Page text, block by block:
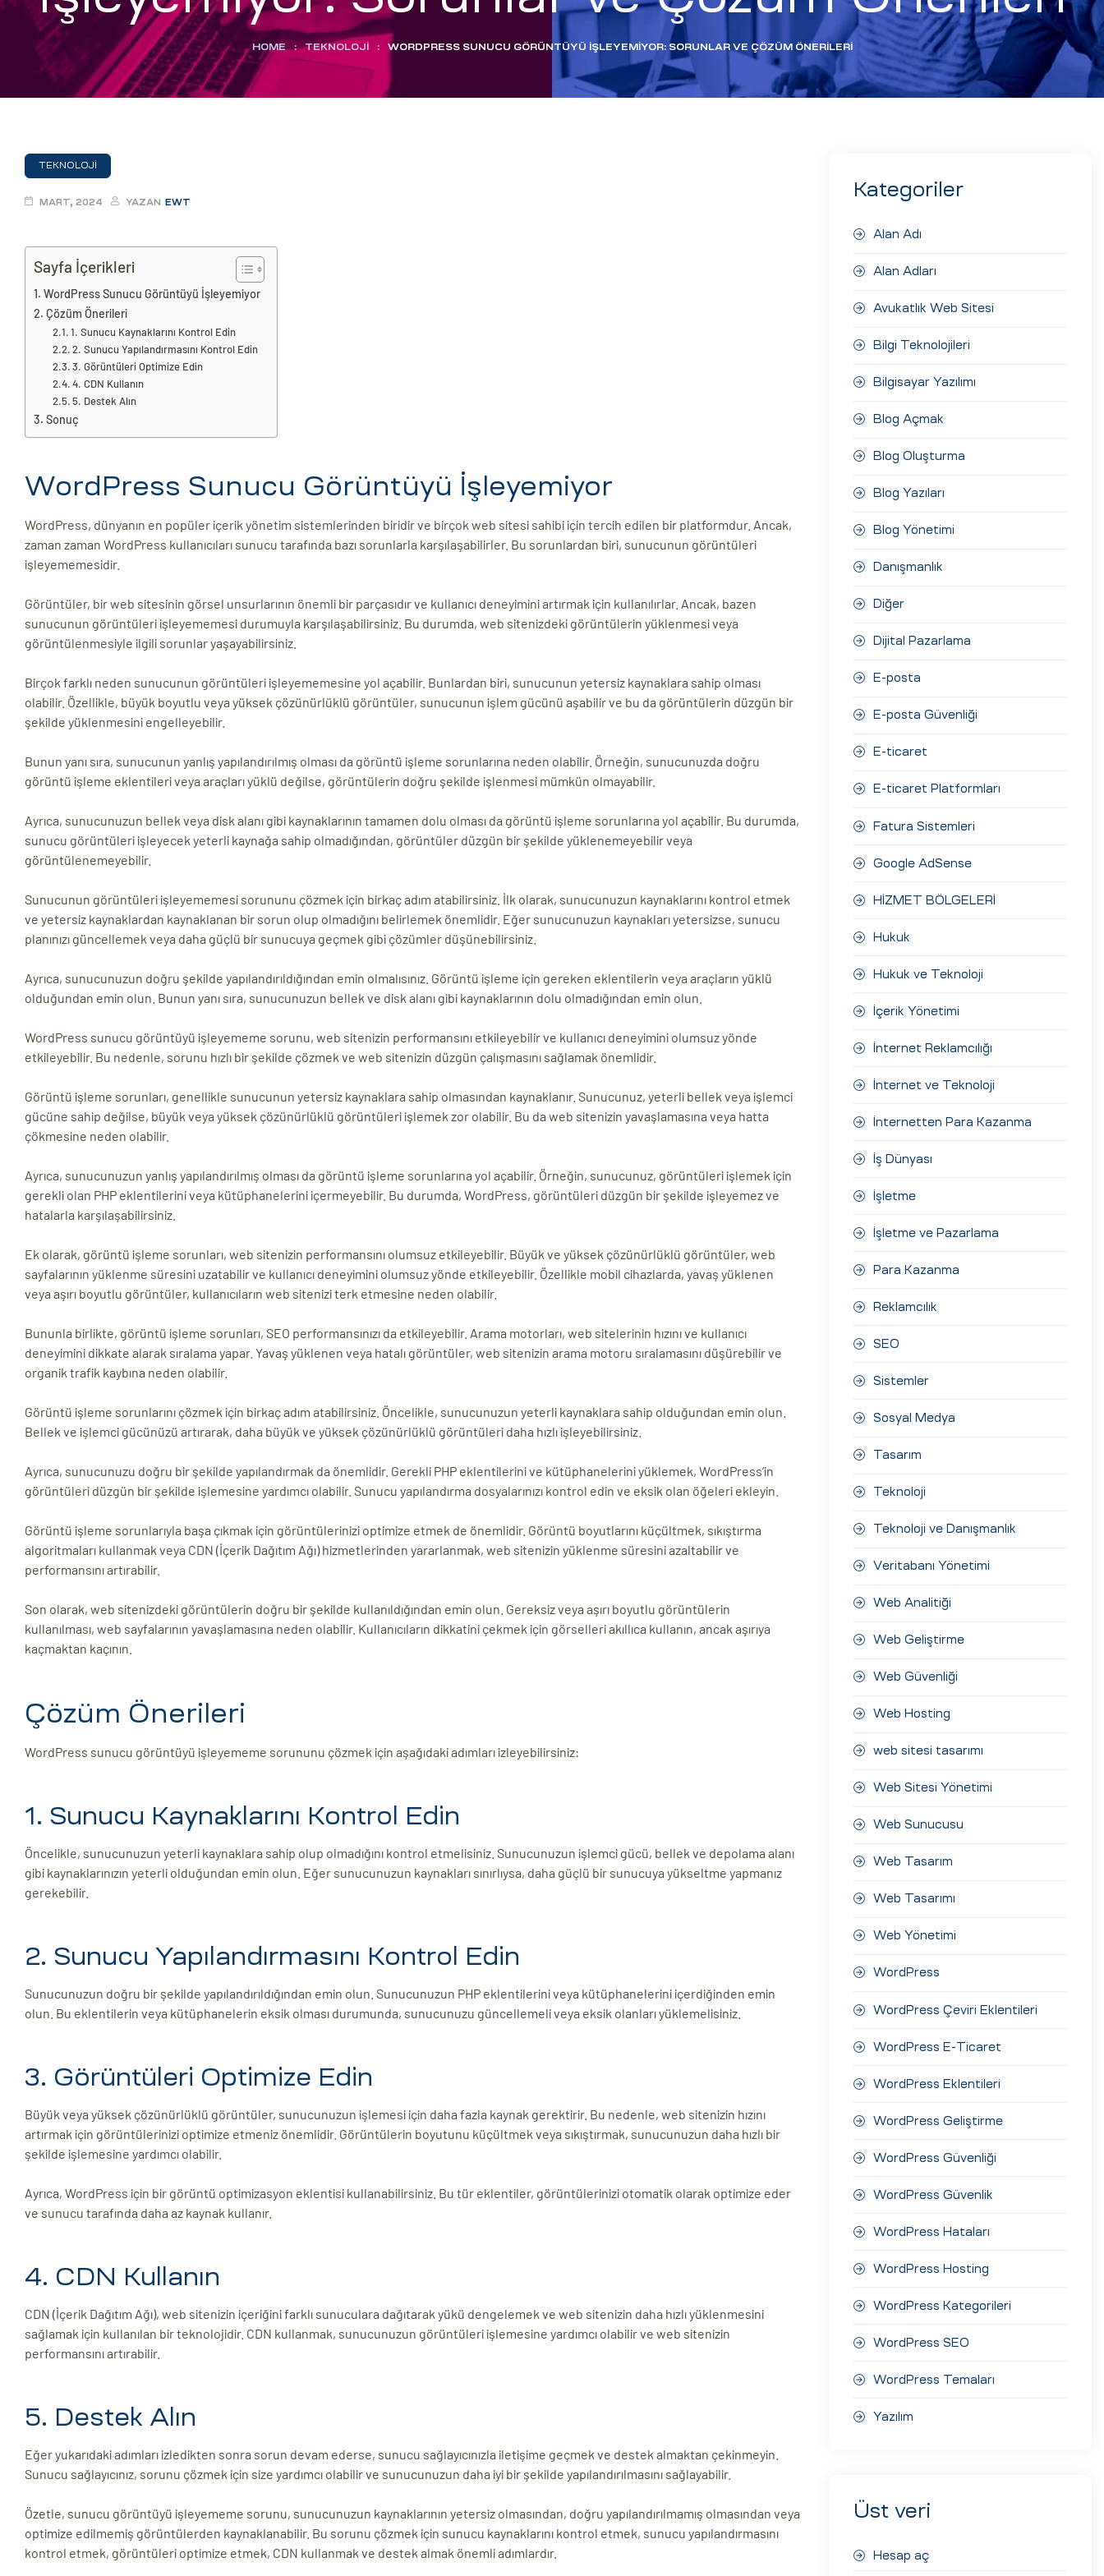
Aday
HOME : TEKNOLOJI : WORDPRESS SUNUCU GÖRÜNTÜYÜ İŞLEYEMIYOR: SORUNLAR VE ÇÖZÜM ÖNERILERI
TEKNOLOJI
MART, 2024 YAZAN EWT
Sayfa İçerikleri
WordPress Sunucu Görüntüyü İşleyemiyor
Çözüm Önerileri
1. Sunucu Kaynaklarını Kontrol Edin
2. Sunucu Yapılandırmasını Kontrol Edin
3. Görüntüleri Optimize Edin
4. CDN Kullanın
5. Destek Alın
Sonuç
WordPress Sunucu Görüntüyü İşleyemiyor
WordPress, dünyanın en popüler içerik yönetim sistemlerinden biridir ve birçok web sitesi sahibi için tercih edilen bir platformdur. Ancak,
zaman zaman WordPress kullanıcıları sunucu tarafında bazı sorunlarla karşılaşabilirler. Bu sorunlardan biri, sunucunun görüntüleri
işleyememesidir.
Görüntüler, bir web sitesinin görsel unsurlarının önemli bir parçasıdır ve kullanıcı deneyimini artırmak için kullanılırlar. Ancak, bazen
sunucunun görüntüleri işleyememesi durumuyla karşılaşabilirsiniz. Bu durumda, web sitenizdeki görüntülerin yüklenmesi veya
görüntülenmesiyle ilgili sorunlar yaşayabilirsiniz.
Birçok farklı neden sunucunun görüntüleri işleyememesine yol açabilir. Bunlardan biri, sunucunun yetersiz kaynaklara sahip olması
olabilir. Özellikle, büyük boyutlu veya yüksek çözünürlüklü görüntüler, sunucunun işlem gücünü aşabilir ve bu da görüntülerin düzgün bir
şekilde yüklenmesini engelleyebilir.
Bunun yanı sıra, sunucunun yanlış yapılandırılmış olması da görüntü işleme sorunlarına neden olabilir. Örneğin, sunucunuzda doğru
görüntü işleme eklentileri veya araçları yüklü değilse, görüntülerin doğru şekilde işlenmesi mümkün olmayabilir.
Ayrıca, sunucunuzun bellek veya disk alanı gibi kaynaklarının tamamen dolu olması da görüntü işleme sorunlarına yol açabilir. Bu durumda,
sunucu görüntüleri işleyecek yeterli kaynağa sahip olmadığından, görüntüler düzgün bir şekilde yüklenemeyebilir veya
görüntülenemeyebilir.
Sunucunun görüntüleri işleyememesi sorununu çözmek için birkaç adım atabilirsiniz. İlk olarak, sunucunuzun kaynaklarını kontrol etmek
ve yetersiz kaynaklardan kaynaklanan bir sorun olup olmadığını belirlemek önemlidir. Eğer sunucunuzun kaynakları yetersizse, sunucu
planınızı güncellemek veya daha güçlü bir sunucuya geçmek gibi çözümler düşünebilirsiniz.
Ayrıca, sunucunuzun doğru şekilde yapılandırıldığından emin olmalısınız. Görüntü işleme için gereken eklentilerin veya araçların yüklü
olduğundan emin olun. Bunun yanı sıra, sunucunuzun bellek ve disk alanı gibi kaynaklarının dolu olmadığından emin olun.
WordPress sunucu görüntüyü işleyememe sorunu, web sitenizin performansını etkileyebilir ve kullanıcı deneyimini olumsuz yönde
etkileyebilir. Bu nedenle, sorunu hızlı bir şekilde çözmek ve web sitenizin düzgün çalışmasını sağlamak önemlidir.
Görüntü işleme sorunları, genellikle sunucunun yetersiz kaynaklara sahip olmasından kaynaklanır. Sunucunuz, yeterli bellek veya işlemci
gücüne sahip değilse, büyük veya yüksek çözünürlüklü görüntüleri işlemek zor olabilir. Bu da web sitenizin yavaşlamasına veya hatta
çökmesine neden olabilir.
Ayrıca, sunucunuzun yanlış yapılandırılmış olması da görüntü işleme sorunlarına yol açabilir. Örneğin, sunucunuz, görüntüleri işlemek için
gerekli olan PHP eklentilerini veya kütüphanelerini içermeyebilir. Bu durumda, WordPress, görüntüleri düzgün bir şekilde işleyemez ve
hatalarla karşılaşabilirsiniz.
Ek olarak, görüntü işleme sorunları, web sitenizin performansını olumsuz etkileyebilir. Büyük ve yüksek çözünürlüklü görüntüler, web
sayfalarının yüklenme süresini uzatabilir ve kullanıcı deneyimini olumsuz yönde etkileyebilir. Özellikle mobil cihazlarda, yavaş yüklenen
veya aşırı boyutlu görüntüler, kullanıcıların web sitenizi terk etmesine neden olabilir.
Bununla birlikte, görüntü işleme sorunları, SEO performansınızı da etkileyebilir. Arama motorları, web sitelerinin hızını ve kullanıcı
deneyimini dikkate alarak sıralama yapar. Yavaş yüklenen veya hatalı görüntüler, web sitenizin arama motoru sıralamasını düşürebilir ve
organik trafik kaybına neden olabilir.
Görüntü işleme sorunlarını çözmek için birkaç adım atabilirsiniz. Öncelikle, sunucunuzun yeterli kaynaklara sahip olduğundan emin olun.
Bellek ve işlemci gücünüzü artırarak, daha büyük ve yüksek çözünürlüklü görüntüleri daha hızlı işleyebilirsiniz.
Ayrıca, sunucunuzu doğru bir şekilde yapılandırmak da önemlidir. Gerekli PHP eklentilerini ve kütüphanelerini yüklemek, WordPress’in
görüntüleri düzgün bir şekilde işlemesine yardımcı olabilir. Sunucu yapılandırma dosyalarınızı kontrol edin ve eksik olan öğeleri ekleyin.
Görüntü işleme sorunlarıyla başa çıkmak için görüntülerinizi optimize etmek de önemlidir. Görüntü boyutlarını küçültmek, sıkıştırma
algoritmaları kullanmak veya CDN (İçerik Dağıtım Ağı) hizmetlerinden yararlanmak, web sitenizin yüklenme süresini azaltabilir ve
performansını artırabilir.
Son olarak, web sitenizdeki görüntülerin doğru bir şekilde kullanıldığından emin olun. Gereksiz veya aşırı boyutlu görüntülerin
kullanılması, web sayfalarının yavaşlamasına neden olabilir. Kullanıcıların dikkatini çekmek için görselleri akıllıca kullanın, ancak aşırıya
kaçmaktan kaçının.
Çözüm Önerileri
WordPress sunucu görüntüyü işleyememe sorununu çözmek için aşağıdaki adımları izleyebilirsiniz:
1. Sunucu Kaynaklarını Kontrol Edin
Öncelikle, sunucunuzun yeterli kaynaklara sahip olup olmadığını kontrol etmelisiniz. Sunucunuzun işlemci gücü, bellek ve depolama alanı
gibi kaynaklarınızın yeterli olduğundan emin olun. Eğer sunucunuzun kaynakları sınırlıysa, daha güçlü bir sunucuya yükseltme yapmanız
gerekebilir.
2. Sunucu Yapılandırmasını Kontrol Edin
Sunucunuzun doğru bir şekilde yapılandırıldığından emin olun. Sunucunuzun PHP eklentilerini veya kütüphanelerini içerdiğinden emin
olun. Bu eklentilerin veya kütüphanelerin eksik olması durumunda, sunucunuzu güncellemeli veya eksik olanları yüklemelisiniz.
3. Görüntüleri Optimize Edin
Büyük veya yüksek çözünürlüklü görüntüler, sunucunuzun işlemesi için daha fazla kaynak gerektirir. Bu nedenle, web sitenizin hızını
artırmak için görüntülerinizi optimize etmeniz önemlidir. Görüntülerin boyutunu küçültmek veya sıkıştırmak, sunucunuzun daha hızlı bir
şekilde işlemesine yardımcı olabilir.
Ayrıca, WordPress için bir görüntü optimizasyon eklentisi kullanabilirsiniz. Bu tür eklentiler, görüntülerinizi otomatik olarak optimize eder
ve sunucu tarafında daha az kaynak kullanır.
4. CDN Kullanın
CDN (İçerik Dağıtım Ağı), web sitenizin içeriğini farklı sunuculara dağıtarak yükü dengelemek ve web sitenizin daha hızlı yüklenmesini
sağlamak için kullanılan bir teknolojidir. CDN kullanmak, sunucunuzun görüntüleri işlemesine yardımcı olabilir ve web sitenizin
performansını artırabilir.
5. Destek Alın
Eğer yukarıdaki adımları izledikten sonra sorun devam ederse, sunucu sağlayıcınızla iletişime geçmek ve destek almaktan çekinmeyin.
Sunucu sağlayıcınız, sorunu çözmek için size yardımcı olabilir ve sunucunuzun daha iyi bir şekilde yapılandırılmasını sağlayabilir.
Özetle, sunucu görüntüyü işleyememe sorunu, sunucunuzun kaynaklarının yetersiz olmasından, doğru yapılandırılmamış olmasından veya
optimize edilmemiş görüntülerden kaynaklanabilir. Bu sorunu çözmek için sunucu kaynaklarını kontrol etmek, sunucu yapılandırmasını
kontrol etmek, görüntüleri optimize etmek, CDN kullanmak ve destek almak önemli adımlardır.
Kategoriler
Alan Adı
Alan Adları
Avukatlık Web Sitesi
Bilgi Teknolojileri
Bilgisayar Yazılımı
Blog Açmak
Blog Oluşturma
Blog Yazıları
Blog Yönetimi
Danışmanlık
Diğer
Dijital Pazarlama
E-posta
E-posta Güvenliği
E-ticaret
E-ticaret Platformları
Fatura Sistemleri
Google AdSense
HİZMET BÖLGELERİ
Hukuk
Hukuk ve Teknoloji
İçerik Yönetimi
İnternet Reklamcılığı
İnternet ve Teknoloji
İnternetten Para Kazanma
İş Dünyası
İşletme
İşletme ve Pazarlama
Para Kazanma
Reklamcılık
SEO
Sistemler
Sosyal Medya
Tasarım
Teknoloji
Teknoloji ve Danışmanlık
Veritabanı Yönetimi
Web Analitiği
Web Geliştirme
Web Güvenliği
Web Hosting
web sitesi tasarımı
Web Sitesi Yönetimi
Web Sunucusu
Web Tasarım
Web Tasarımı
Web Yönetimi
WordPress
WordPress Çeviri Eklentileri
WordPress E-Ticaret
WordPress Eklentileri
WordPress Geliştirme
WordPress Güvenliği
WordPress Güvenlik
WordPress Hataları
WordPress Hosting
WordPress Kategorileri
WordPress SEO
WordPress Temaları
Yazılım
Üst veri
Hesap aç